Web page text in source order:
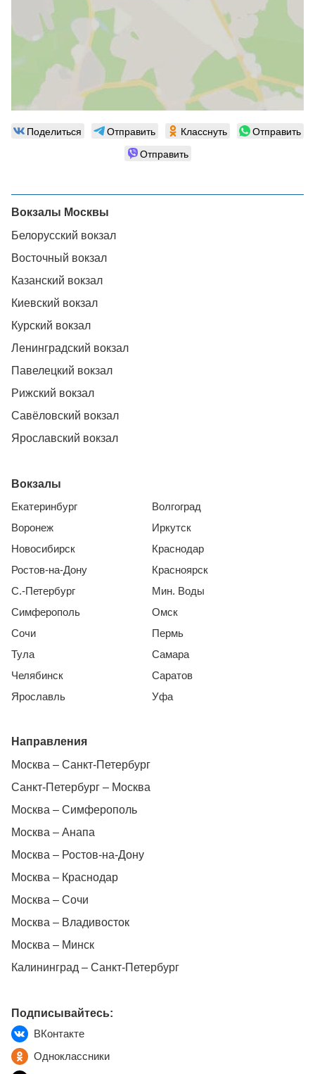
Поделиться Отправить Класснуть
Отправить
Отправить
Вокзалы Москвы
Белорусский вокзал
Восточный вокзал
Казанский вокзал
Киевский вокзал
Курский вокзал
Ленинградский вокзал
Павелецкий вокзал
Рижский вокзал
Савёловский вокзал
Ярославский вокзал
Вокзалы
Екатеринбург
Воронеж
Новосибирск
Ростов-на-Дону
С.-Петербург
Симферополь
Сочи
Тула
Челябинск
Ярославль
Волгоград
Иркутск
Краснодар
Красноярск
Мин. Воды
Омск
Пермь
Самара
Саратов
Уфа
Направления
Москва – Санкт-Петербург
Санкт-Петербург – Москва
Москва – Симферополь
Москва – Анапа
Москва – Ростов-на-Дону
Москва – Краснодар
Москва – Сочи
Москва – Владивосток
Москва – Минск
Калининград – Санкт-Петербург
Подписывайтесь:
ВКонтакте
Одноклассники